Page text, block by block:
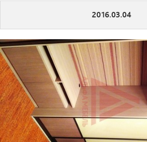
2016.03.04